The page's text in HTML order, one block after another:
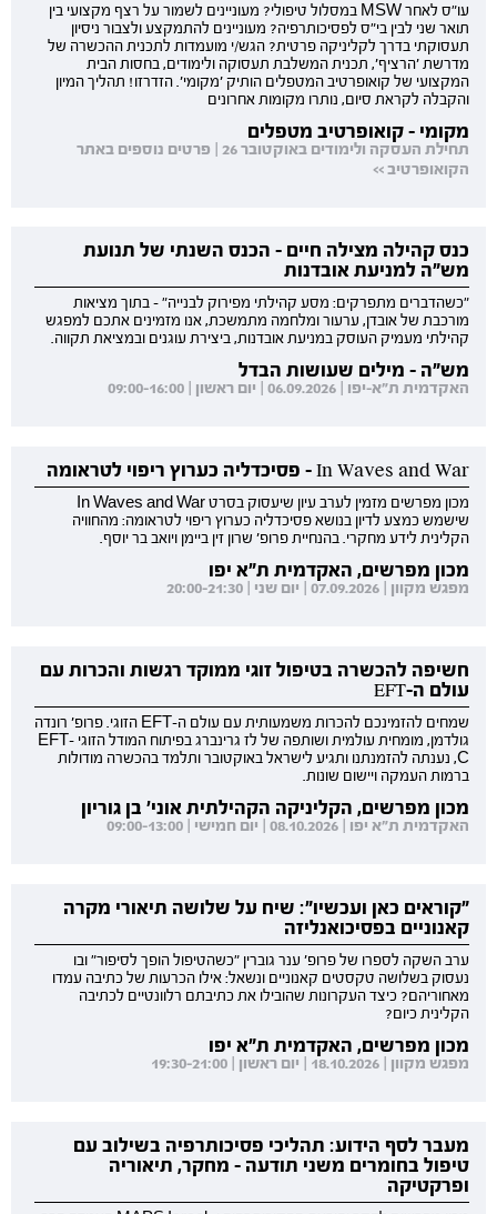
עו"ס לאחר MSW במסלול טיפולי? מעוניינים לשמור על רצף מקצועי בין
תואר שני לבין בי"ס לפסיכותרפיה? מעוניינים להתמקצע ולצבור ניסיון
תעסוקתי בדרך לקליניקה פרטית? הגש/י מועמדות לתכנית ההכשרה של
מדרשת 'הרציף', תכנית המשלבת תעסוקה ולימודים, בחסות הבית
המקצועי של קואופרטיב המטפלים הותיק 'מקומי'. הזדרזו! תהליך המיון
והקבלה לקראת סיום, נותרו מקומות אחרונים
מקומי - קואופרטיב מטפלים
תחילת העסקה ולימודים באוקטובר 26 | פרטים נוספים באתר
הקואופרטיב >>
כנס קהילה מצילה חיים - הכנס השנתי של תנועת
מש"ה למניעת אובדנות
"כשהדברים מתפרקים: מסע קהילתי מפירוק לבנייה" - בתוך מציאות
מורכבת של אובדן, ערעור ומלחמה מתמשכת, אנו מזמינים אתכם למפגש
קהילתי מעמיק העוסק במניעת אובדנות, ביצירת עוגנים ובמציאת תקווה.
מש"ה - מילים שעושות הבדל
האקדמית ת"א-יפו | 06.09.2026 | יום ראשון | 09:00-16:00
In Waves and War - פסיכדליה כערוץ ריפוי לטראומה
מכון מפרשים מזמין לערב עיון שיעסוק בסרט In Waves and War
שישמש כמצע לדיון בנושא פסיכדליה כערוץ ריפוי לטראומה: מהחוויה
הקלינית לידע מחקרי. בהנחיית פרופ' שרון זין ביימן ויואב בר יוסף.
מכון מפרשים, האקדמית ת"א יפו
מפגש מקוון | 07.09.2026 | יום שני | 20:00-21:30
חשיפה להכשרה בטיפול זוגי ממוקד רגשות והכרות עם
עולם ה-EFT
שמחים להזמינכם להכרות משמעותית עם עולם ה-EFT הזוגי. פרופ' רונדה
גולדמן, מומחית עולמית ושותפה של לז גרינברג בפיתוח המודל הזוגי EFT-
C, נענתה להזמנתנו ותגיע לישראל באוקטובר ותלמד בהכשרה מודולות
ברמות העמקה ויישום שונות.
מכון מפרשים, הקליניקה הקהילתית אוני' בן גוריון
האקדמית ת"א יפו | 08.10.2026 | יום חמישי | 09:00-13:00
"קוראים כאן ועכשיו": שיח על שלושה תיאורי מקרה
קאנוניים בפסיכואנליזה
ערב השקה לספרו של פרופ' ענר גוברין "כשהטיפול הופך לסיפור" ובו
נעסוק בשלושה טקסטים קאנוניים ונשאל: אילו הכרעות של כתיבה עמדו
מאחוריהם? כיצד העקרונות שהובילו את כתיבתם רלוונטיים לכתיבה
הקלינית כיום?
מכון מפרשים, האקדמית ת"א יפו
מפגש מקוון | 18.10.2026 | יום ראשון | 19:30-21:00
מעבר לסף הידוע: תהליכי פסיכותרפיה בשילוב עם
טיפול בחומרים משני תודעה - מחקר, תיאוריה
ופרקטיקה